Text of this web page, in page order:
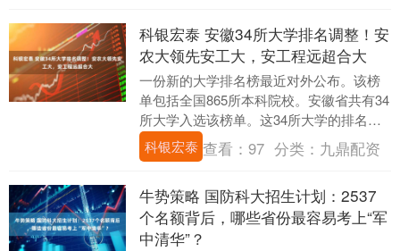
科银宏泰 安徽34所大学排名调整！安
农大领先安工大，安工程远超合大
一份新的大学排名榜最近对外公布。该榜
单包括全国865所本科院校。安徽省共有34
所大学入选该榜单。这34所大学的排名各
有不同。安徽农业大学在全国排名第156
位，比....
科银宏泰 查看：97 分类： 九鼎配资
牛势策略 国防科大招生计划：2537
个名额背后，哪些省份最容易考上“军
中清华”？